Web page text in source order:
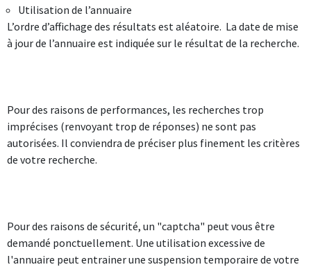
Utilisation de l’annuaire
L’ordre d’affichage des résultats est aléatoire. La date de mise
à jour de l’annuaire est indiquée sur le résultat de la recherche.
Pour des raisons de performances, les recherches trop
imprécises (renvoyant trop de réponses) ne sont pas
autorisées. Il conviendra de préciser plus finement les critères
de votre recherche.
Pour des raisons de sécurité, un "captcha" peut vous être
demandé ponctuellement. Une utilisation excessive de
l'annuaire peut entrainer une suspension temporaire de votre